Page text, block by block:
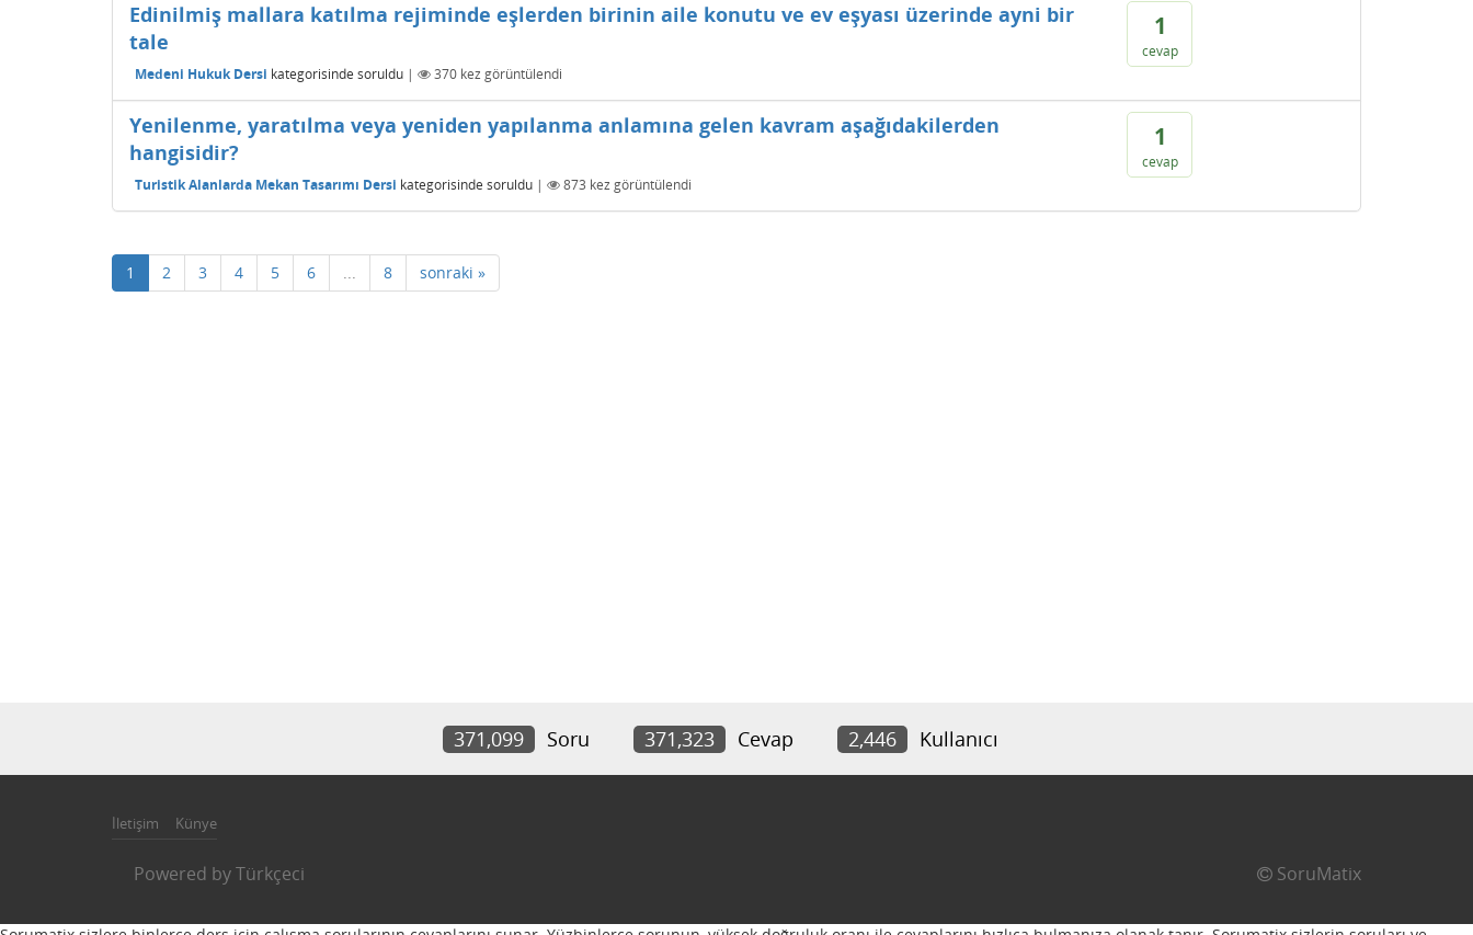
1
cevap
Edinilmiş mallara katılma rejiminde eşlerden birinin aile konutu ve ev eşyası üzerinde ayni bir
tale
Medeni Hukuk Dersi kategorisinde soruldu | 370 kez görüntülendi
1
cevap
Yenilenme, yaratılma veya yeniden yapılanma anlamına gelen kavram aşağıdakilerden
hangisidir?
Turistik Alanlarda Mekan Tasarımı Dersi kategorisinde soruldu | 873 kez görüntülendi
1 2 3 4 5 6 ... 8 sonraki »
371,099 Soru 371,323 Cevap 2,446 Kullanıcı
İletişim Künye
Powered byTürkçeci SoruMatix